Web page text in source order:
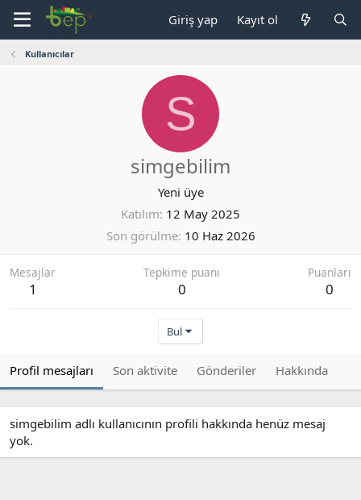
Giriş yap Kayıt ol
Kullanıcılar
S
simgebilim
Yeni üye
Katılım 12 May 2025
Son görülme 10 Haz 2026
Mesajlar
1
Tepkime puanı
0
Puanları
0
Bul
Profil mesajları Son aktivite Gönderiler Hakkında
simgebilim adlı kullanıcının profili hakkında henüz mesaj
yok.